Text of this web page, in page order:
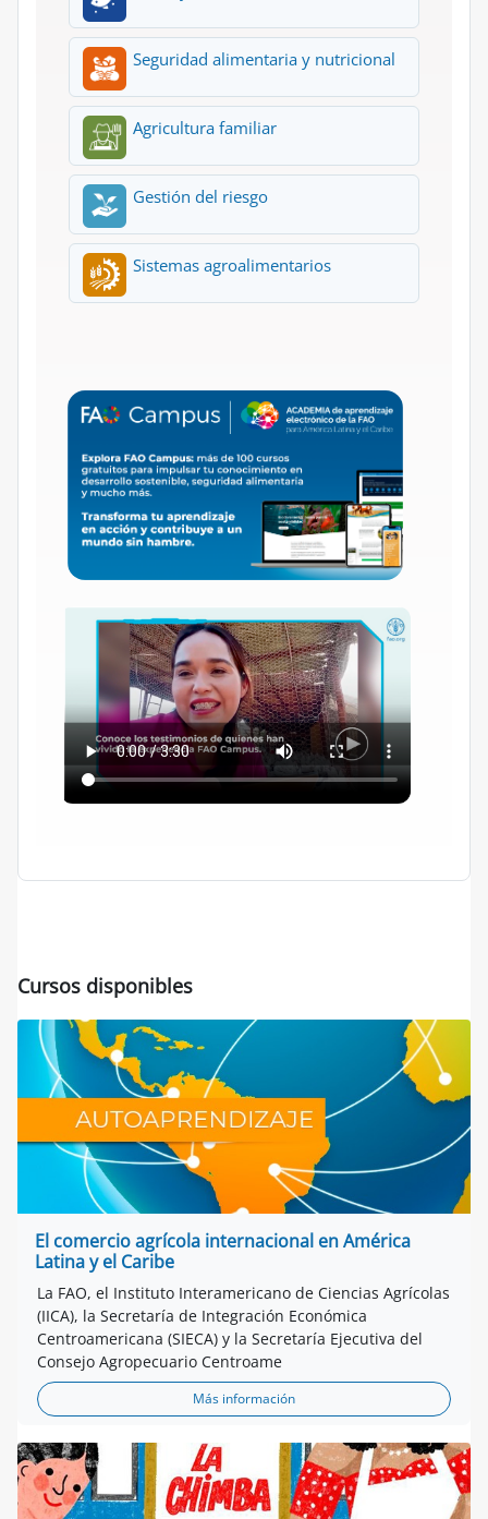
Seguridad alimentaria y nutricional
Agricultura familiar
Gestión del riesgo
Sistemas agroalimentarios
Cursos disponibles
El comercio agrícola internacional en América
Latina y el Caribe
La FAO, el Instituto Interamericano de Ciencias Agrícolas
(IICA), la Secretaría de Integración Económica
Centroamericana (SIECA) y la Secretaría Ejecutiva del
Consejo Agropecuario Centroame
Más información